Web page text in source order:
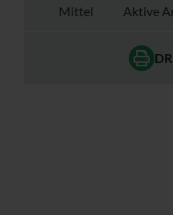
Mittel Aktive